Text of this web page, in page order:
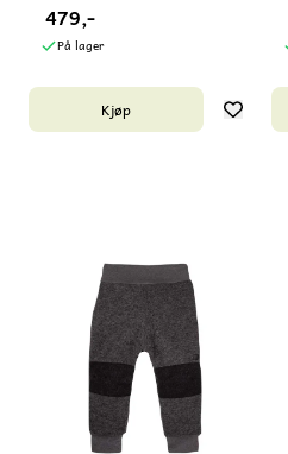
479,-
På lager
Kjøp